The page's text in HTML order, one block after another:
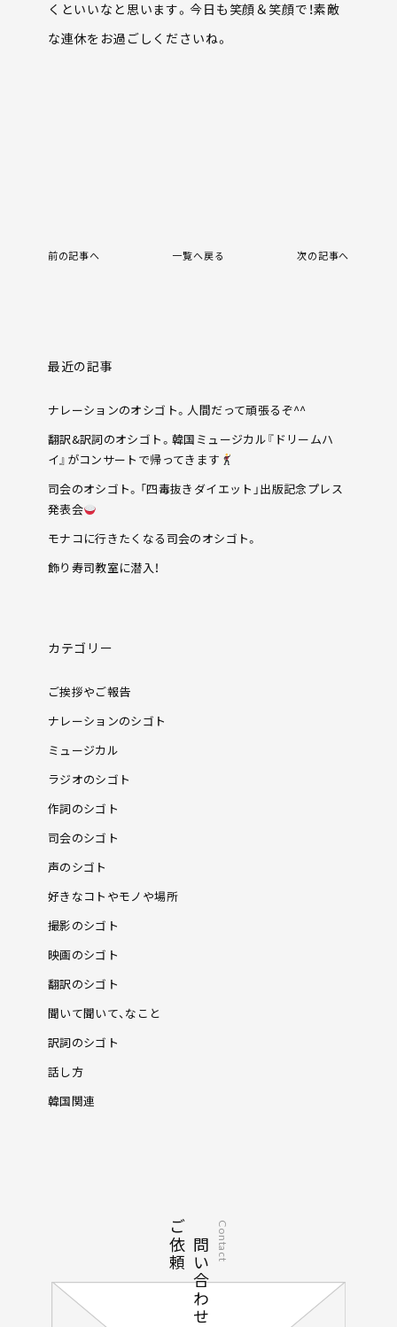
くといいなと思います。今日も笑顔＆笑顔で！素敵
な連休をお過ごしくださいね。
前の記事へ 一覧へ戻る 次の記事へ
最近の記事
ナレーションのオシゴト。人間だって頑張るぞ^^
翻訳&訳詞のオシゴト。韓国ミュージカル『ドリームハ
イ』がコンサートで帰ってきます
司会のオシゴト。「四毒抜きダイエット」出版記念プレス
発表会
モナコに行きたくなる司会のオシゴト。
飾り寿司教室に潜入！
カテゴリー
ご挨拶やご報告
ナレーションのシゴト
ミュージカル
ラジオのシゴト
作詞のシゴト
司会のシゴト
声のシゴト
好きなコトやモノや場所
撮影のシゴト
映画のシゴト
翻訳のシゴト
聞いて聞いて、なこと
訳詞のシゴト
話し方
韓国関連
お問い合わせ
ご依頼 Contact